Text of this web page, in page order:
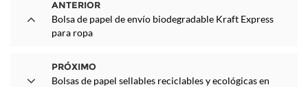
ANTERIOR
Bolsa de papel de envío biodegradable Kraft Express
para ropa
PRÓXIMO
Bolsas de papel sellables reciclables y ecológicas en